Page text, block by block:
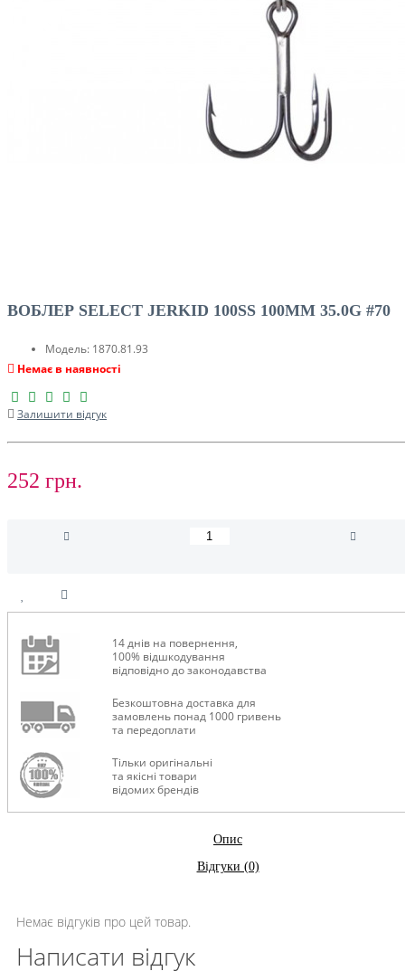
ВОБЛЕР SELECT JERKID 100SS 100MM 35.0G #70
Модель: 1870.81.93
Немає в наявності
Залишити відгук
252 грн.
14 днів на повернення,
100% відшкодування
відповідно до законодавства
Безкоштовна доставка для
замовлень понад 1000 гривень
та передоплати
Тільки оригінальні
та якісні товари
відомих брендів
Опис
Відгуки (0)
Немає відгуків про цей товар.
Написати відгук